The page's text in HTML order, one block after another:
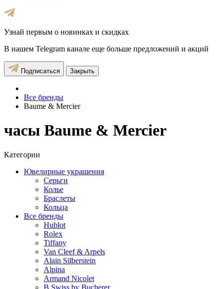
Узнай первым о новинках и скидках
В нашем Telegram канале еще больше предложений и акций
Подписаться Закрыть
Все бренды
Baume & Mercier
часы Baume & Mercier
Категории
Ювелирные украшения
Серьги
Колье
Браслеты
Кольца
Все бренды
Hublot
Rolex
Tiffany
Van Cleef & Arpels
Alain Silberstein
Alpina
Armand Nicolet
B Swiss by Bucherer